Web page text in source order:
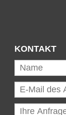
KONTAKT